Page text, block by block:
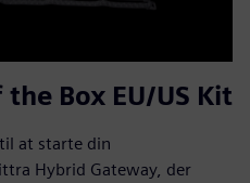
Box EU/US Kit
at starte din
Hybrid Gateway, der